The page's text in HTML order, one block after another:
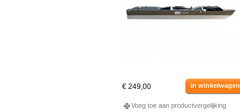
€ 249,00 in winkelwagen
Voeg toe aan productvergelijking